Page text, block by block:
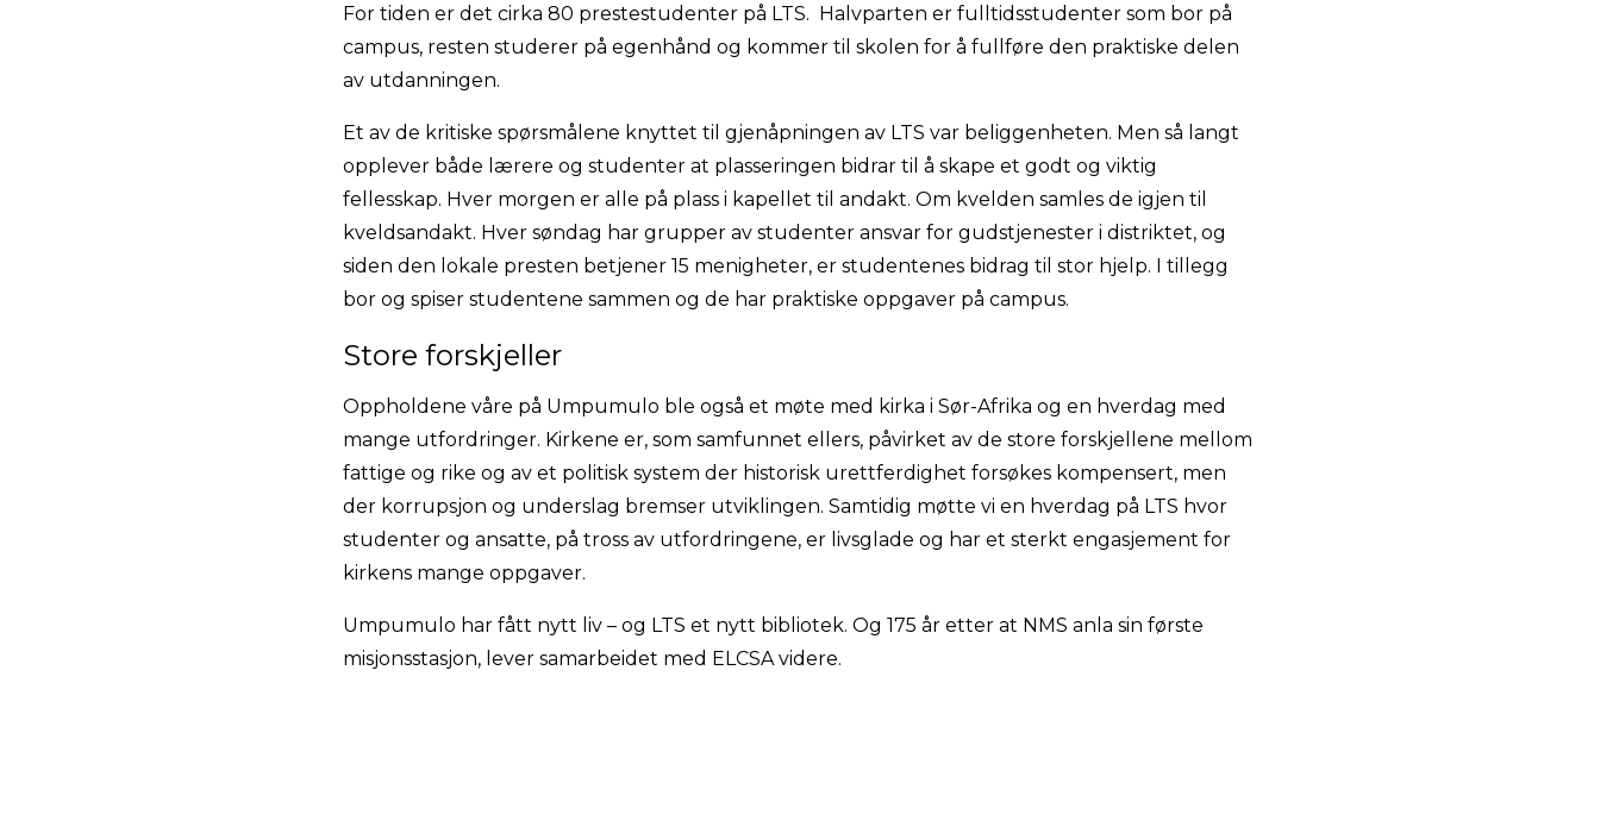
For tiden er det cirka 80 prestestudenter på LTS. Halvparten er fulltidsstudenter som bor på
campus, resten studerer på egenhånd og kommer til skolen for å fullføre den praktiske delen
av utdanningen.
Et av de kritiske spørsmålene knyttet til gjenåpningen av LTS var beliggenheten. Men så langt
opplever både lærere og studenter at plasseringen bidrar til å skape et godt og viktig
fellesskap. Hver morgen er alle på plass i kapellet til andakt. Om kvelden samles de igjen til
kveldsandakt. Hver søndag har grupper av studenter ansvar for gudstjenester i distriktet, og
siden den lokale presten betjener 15 menigheter, er studentenes bidrag til stor hjelp. I tillegg
bor og spiser studentene sammen og de har praktiske oppgaver på campus.
Store forskjeller
Oppholdene våre på Umpumulo ble også et møte med kirka i Sør-Afrika og en hverdag med
mange utfordringer. Kirkene er, som samfunnet ellers, påvirket av de store forskjellene mellom
fattige og rike og av et politisk system der historisk urettferdighet forsøkes kompensert, men
der korrupsjon og underslag bremser utviklingen. Samtidig møtte vi en hverdag på LTS hvor
studenter og ansatte, på tross av utfordringene, er livsglade og har et sterkt engasjement for
kirkens mange oppgaver.
Umpumulo har fått nytt liv – og LTS et nytt bibliotek. Og 175 år etter at NMS anla sin første
misjonsstasjon, lever samarbeidet med ELCSA videre.